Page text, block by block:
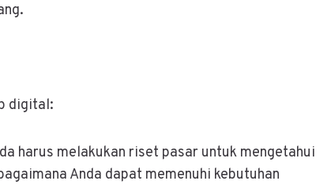
digital:
harus melakukan riset pasar untuk mengetahui
Anda dapat memenuhi kebutuhan